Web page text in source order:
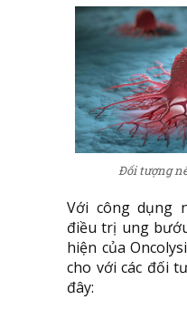
Đối tượng
Với công dụng
điều trị ung
hiện của
cho với các đối
đây: